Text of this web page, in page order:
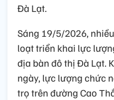
Đà Lạt.
Sáng 19/5/2026,
loạt triển khai lực
địa bàn đô thị Đà Lạt.
ngày, lực lượng chức
trọ trên đường Cao